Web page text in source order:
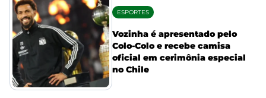
ESPORTES
Vozinha é apresentado pelo
Colo-Colo e recebe camisa
oficial em cerimônia especial
no Chile